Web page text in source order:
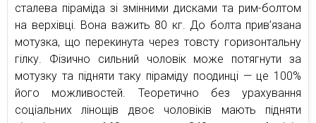
сталева піраміда зі змінними дисками та рим-болтом
на верхівці. Вона важить 80 кг. До болта прив’язана
мотузка, що перекинута через товсту горизонтальну
гілку. Фізично сильний чоловік може потягнути за
мотузку та підняти таку піраміду поодинці — це 100%
його можливостей. Теоретично без урахування
соціальних лінощів двоє чоловіків мають підняти